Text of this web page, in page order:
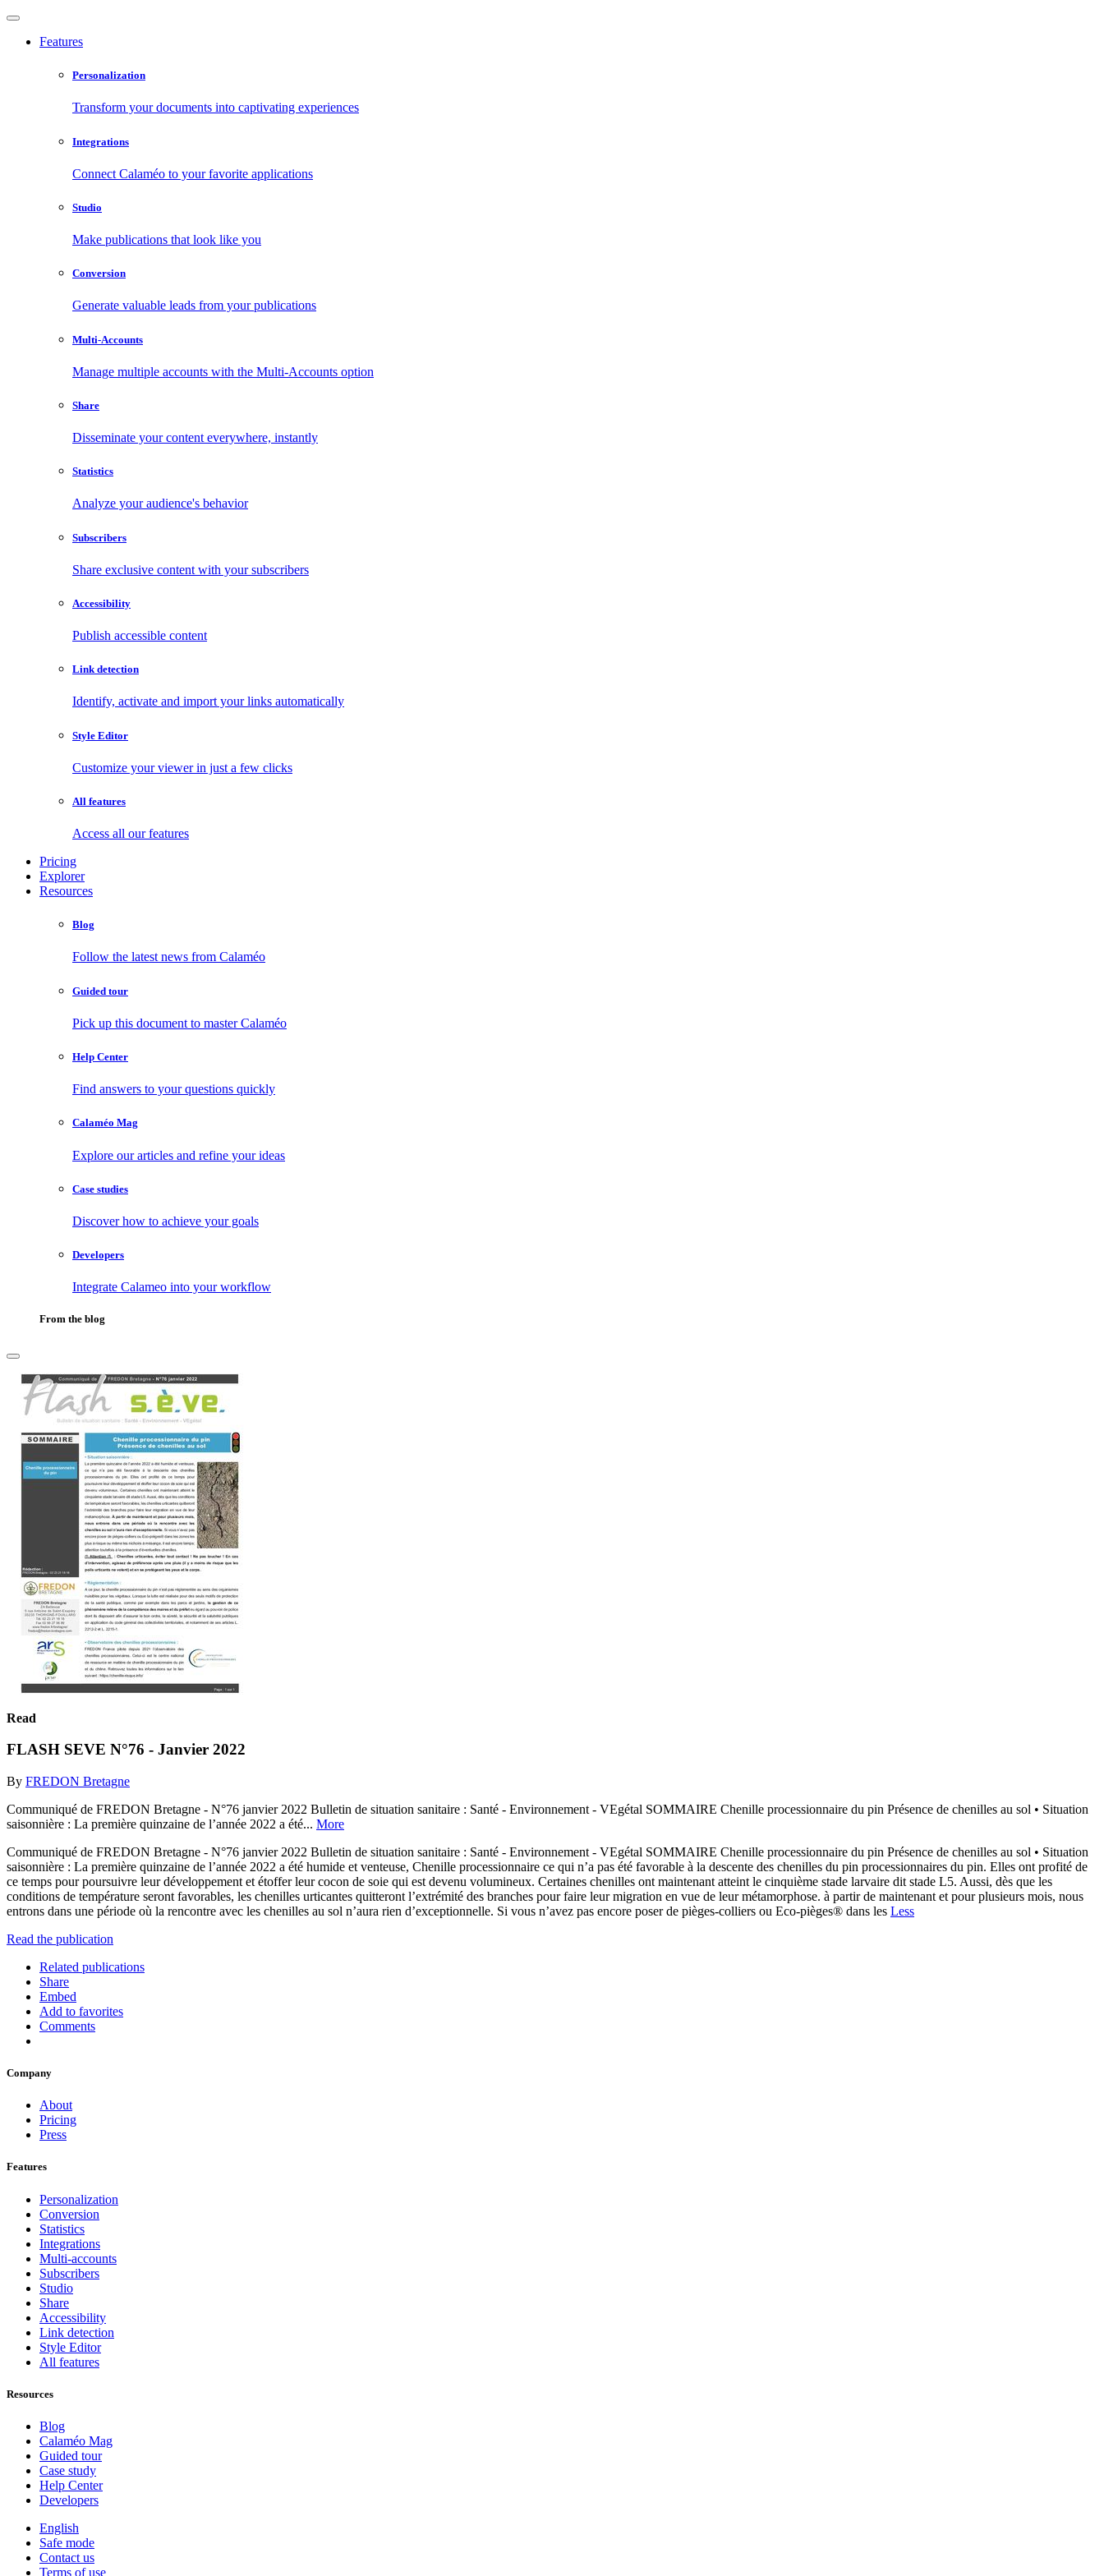
Features
Personalization
Transform your documents into captivating experiences
Integrations
Connect Calaméo to your favorite applications
Studio
Make publications that look like you
Conversion
Generate valuable leads from your publications
Multi-Accounts
Manage multiple accounts with the Multi-Accounts option
Share
Disseminate your content everywhere, instantly
Statistics
Analyze your audience's behavior
Subscribers
Share exclusive content with your subscribers
Accessibility
Publish accessible content
Link detection
Identify, activate and import your links automatically
Style Editor
Customize your viewer in just a few clicks
All features
Access all our features
Pricing
Explorer
Resources
Blog
Follow the latest news from Calaméo
Guided tour
Pick up this document to master Calaméo
Help Center
Find answers to your questions quickly
Calaméo Mag
Explore our articles and refine your ideas
Case studies
Discover how to achieve your goals
Developers
Integrate Calameo into your workflow
From the blog
Read
FLASH SEVE N°76 - Janvier 2022
By FREDON Bretagne
Communiqué de FREDON Bretagne - N°76 janvier 2022 Bulletin de situation sanitaire : Santé - Environnement - VEgétal SOMMAIRE Chenille processionnaire du pin Présence de chenilles au sol • Situation
saisonnière : La première quinzaine de l’année 2022 a été... More
Communiqué de FREDON Bretagne - N°76 janvier 2022 Bulletin de situation sanitaire : Santé - Environnement - VEgétal SOMMAIRE Chenille processionnaire du pin Présence de chenilles au sol • Situation
saisonnière : La première quinzaine de l’année 2022 a été humide et venteuse, Chenille processionnaire ce qui n’a pas été favorable à la descente des chenilles du pin processionnaires du pin. Elles ont profité de
ce temps pour poursuivre leur développement et étoffer leur cocon de soie qui est devenu volumineux. Certaines chenilles ont maintenant atteint le cinquième stade larvaire dit stade L5. Aussi, dès que les
conditions de température seront favorables, les chenilles urticantes quitteront l’extrémité des branches pour faire leur migration en vue de leur métamorphose. à partir de maintenant et pour plusieurs mois, nous
entrons dans une période où la rencontre avec les chenilles au sol n’aura rien d’exceptionnelle. Si vous n’avez pas encore poser de pièges-colliers ou Eco-pièges® dans les Less
Read the publication
Related publications
Share
Embed
Add to favorites
Comments
Company
About
Pricing
Press
Features
Personalization
Conversion
Statistics
Integrations
Multi-accounts
Subscribers
Studio
Share
Accessibility
Link detection
Style Editor
All features
Resources
Blog
Calaméo Mag
Guided tour
Case study
Help Center
Developers
English
Safe mode
Contact us
Terms of use